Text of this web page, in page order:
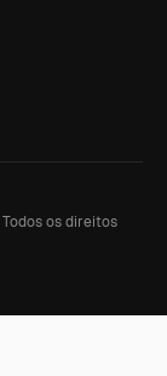
Todos os direitos